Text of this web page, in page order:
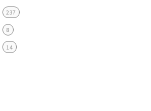
237
8
14